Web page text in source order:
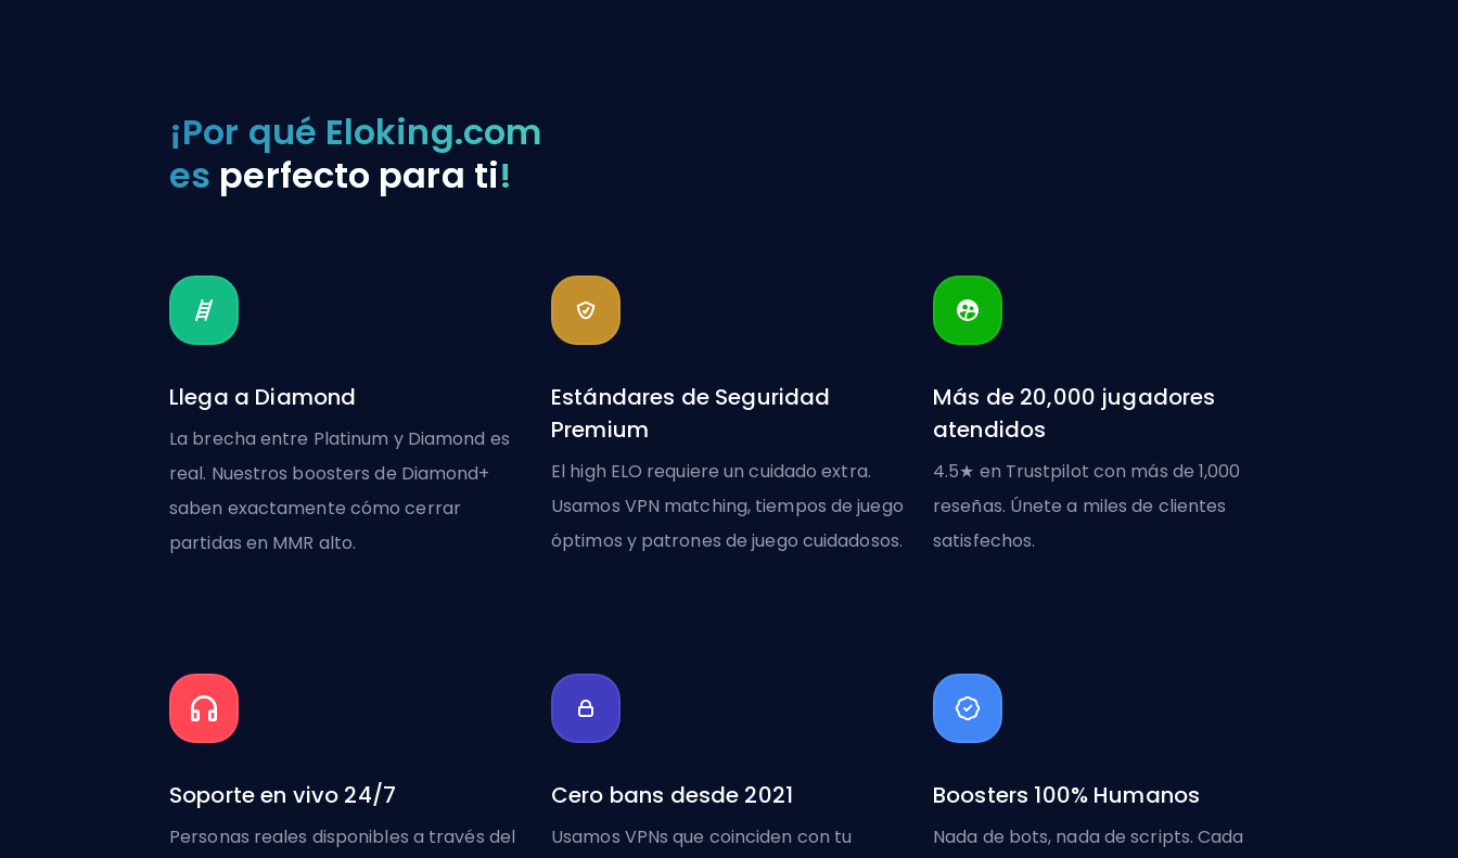
¡Por qué Eloking.com
es perfecto para ti!
Llega a Diamond
La brecha entre Platinum y Diamond es
real. Nuestros boosters de Diamond+
saben exactamente cómo cerrar
partidas en MMR alto.
Estándares de Seguridad
Premium
El high ELO requiere un cuidado extra.
Usamos VPN matching, tiempos de juego
óptimos y patrones de juego cuidadosos.
Más de 20,000 jugadores
atendidos
4.5★ en Trustpilot con más de 1,000
reseñas. Únete a miles de clientes
satisfechos.
Soporte en vivo 24/7
Personas reales disponibles a través del
Cero bans desde 2021
Usamos VPNs que coinciden con tu
Boosters 100% Humanos
Nada de bots, nada de scripts. Cada